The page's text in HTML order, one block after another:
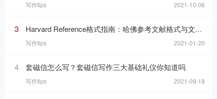
写作tips 2021-10-06
3 Harvard Reference格式指南：哈佛参考文献格式与文内引用格式
写作tips 2021-01-20
4 套磁信怎么写？套磁信写作三大基础礼仪你知道吗
写作tips 2021-09-18